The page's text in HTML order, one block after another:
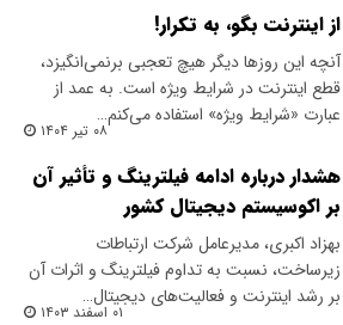
از اینترنت بگو، به تکرار!
آنچه این روزها دیگر هیچ تعجبی برنمی‌انگیزد،
قطع اینترنت در شرایط ویژه است. به عمد از
عبارت «شرایط ویژه» استفاده می‌کنم…
۰۸ تیر ۱۴۰۴
هشدار درباره ادامه فیلترینگ و تأثیر آن
بر اکوسیستم دیجیتال کشور
بهزاد اکبری، مدیرعامل شرکت ارتباطات
زیرساخت، نسبت به تداوم فیلترینگ و اثرات آن
بر رشد اینترنت و فعالیت‌های دیجیتال…
۰۱ اسفند ۱۴۰۳